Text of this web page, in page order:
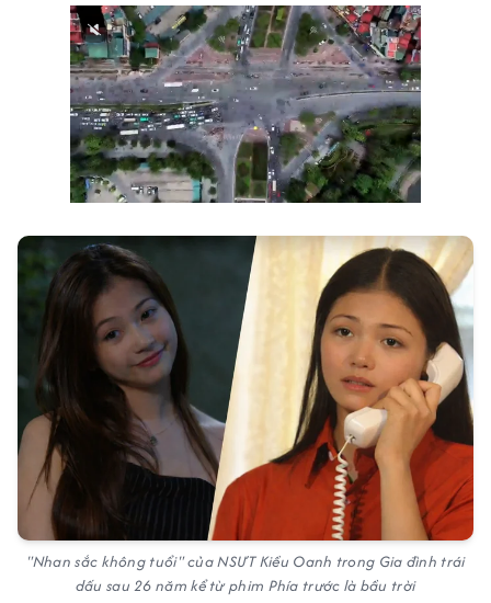
"Nhan sắc không tuổi" của NSƯT Kiều Oanh trong Gia đình trái
dấu sau 26 năm kể từ phim Phía trước là bầu trời